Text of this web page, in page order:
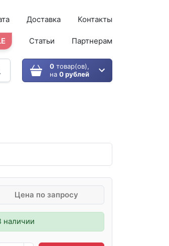
Доставка Контакты
Статьи Партнерам
0товар(ов),
на 0 рублей
Цена по запросу
наличии